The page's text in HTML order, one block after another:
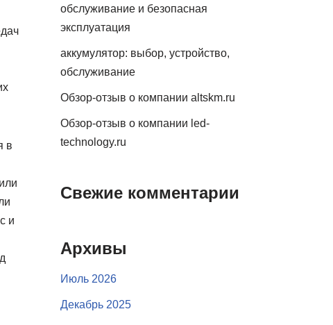
в
и
обслуживание и безопасная
эксплуатация
аккумулятор: выбор, устройство,
обслуживание
Обзор-отзыв о компании altskm.ru
Обзор-отзыв о компании led-
technology.ru
Свежие комментарии
Архивы
Июль 2026
Декабрь 2025